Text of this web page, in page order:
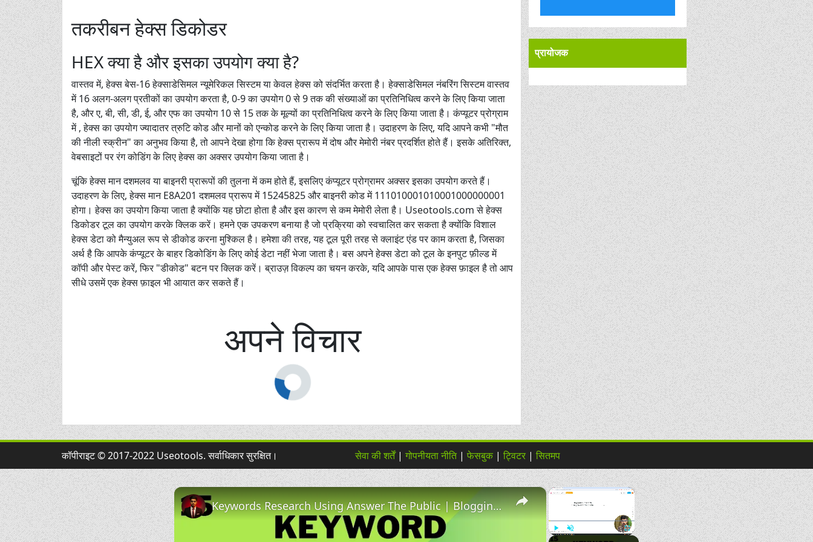
तकरीबन हेक्स डिकोडर
HEX क्या है और इसका उपयोग क्या है?
वास्तव में, हेक्स बेस-16 हेक्साडेसिमल न्यूमेरिकल सिस्टम या केवल हेक्स को संदर्भित करता है। हेक्साडेसिमल नंबरिंग सिस्टम वास्तव
में 16 अलग-अलग प्रतीकों का उपयोग करता है, 0-9 का उपयोग 0 से 9 तक की संख्याओं का प्रतिनिधित्व करने के लिए किया जाता
है, और ए, बी, सी, डी, ई, और एफ का उपयोग 10 से 15 तक के मूल्यों का प्रतिनिधित्व करने के लिए किया जाता है। कंप्यूटर प्रोग्राम
में , हेक्स का उपयोग ज्यादातर त्रुटि कोड और मानों को एन्कोड करने के लिए किया जाता है। उदाहरण के लिए, यदि आपने कभी "मौत
की नीली स्क्रीन" का अनुभव किया है, तो आपने देखा होगा कि हेक्स प्रारूप में दोष और मेमोरी नंबर प्रदर्शित होते हैं। इसके अतिरिक्त,
वेबसाइटों पर रंग कोडिंग के लिए हेक्स का अक्सर उपयोग किया जाता है।
चूंकि हेक्स मान दशमलव या बाइनरी प्रारूपों की तुलना में कम होते हैं, इसलिए कंप्यूटर प्रोग्रामर अक्सर इसका उपयोग करते हैं।
उदाहरण के लिए, हेक्स मान E8A201 दशमलव प्रारूप में 15245825 और बाइनरी कोड में 111010001010001000000001
होगा। हेक्स का उपयोग किया जाता है क्योंकि यह छोटा होता है और इस कारण से कम मेमोरी लेता है। Useotools.com से हेक्स
डिकोडर टूल का उपयोग करके क्लिक करें। हमने एक उपकरण बनाया है जो प्रक्रिया को स्वचालित कर सकता है क्योंकि विशाल
हेक्स डेटा को मैन्युअल रूप से डीकोड करना मुश्किल है। हमेशा की तरह, यह टूल पूरी तरह से क्लाइंट एंड पर काम करता है, जिसका
अर्थ है कि आपके कंप्यूटर के बाहर डिकोडिंग के लिए कोई डेटा नहीं भेजा जाता है। बस अपने हेक्स डेटा को टूल के इनपुट फ़ील्ड में
कॉपी और पेस्ट करें, फिर "डीकोड" बटन पर क्लिक करें। ब्राउज़ विकल्प का चयन करके, यदि आपके पास एक हेक्स फ़ाइल है तो आप
सीधे उसमें एक हेक्स फ़ाइल भी आयात कर सकते हैं।
अपने विचार
प्रायोजक
कॉपीराइट © 2017-2022 Useotools. सर्वाधिकार सुरक्षित। सेवा की शर्तें| गोपनीयता नीति| फेसबुक | ट्विटर | सितमप
×
×
Keywords Research Using Answer The Public | Blogging Mastery Course